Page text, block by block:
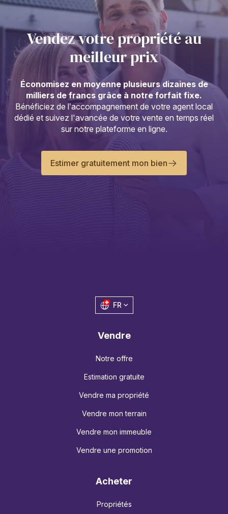
Vendez votre propriété au
meilleur prix
Économisez en moyenne plusieurs dizaines de
milliers de francs grâce à notre forfait fixe.
Bénéficiez de l’accompagnement de votre agent local
dédié et suivez l'avancée de votre vente en temps réel
sur notre plateforme en ligne.
Estimer gratuitement mon bien
FR
Vendre
Notre offre
Estimation gratuite
Vendre ma propriété
Vendre mon terrain
Vendre mon immeuble
Vendre une promotion
Acheter
Propriétés